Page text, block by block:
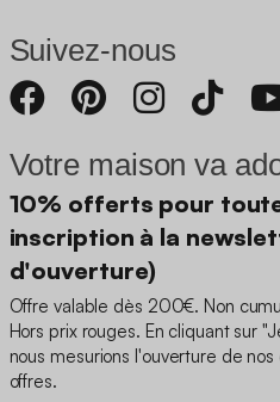
Suivez-nous
Votre maison va
10% offerts pour
inscription à la
d'ouverture)
Offre valable dès 200€. Non
Hors prix rouges. En cliquant sur
nous mesurions l'ouverture de
offres.